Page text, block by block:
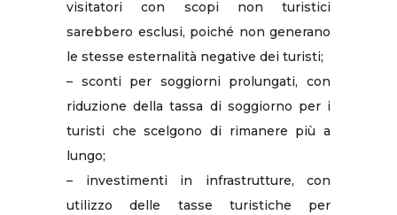
visitatori con scopi non turistici
sarebbero esclusi, poiché non generano
le stesse esternalità negative dei turisti;
– sconti per soggiorni prolungati, con
riduzione della tassa di soggiorno per i
turisti che scelgono di rimanere più a
lungo;
– investimenti in infrastrutture, con
utilizzo delle tasse turistiche per